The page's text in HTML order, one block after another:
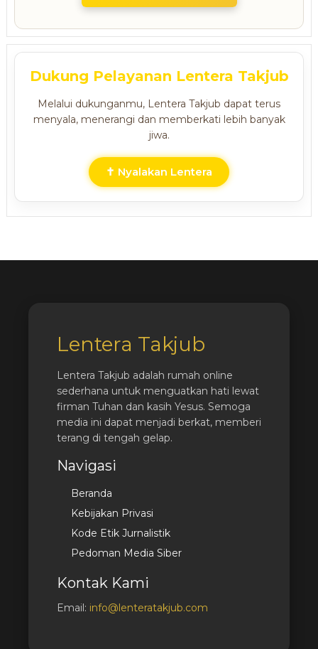
Dukung Pelayanan Lentera Takjub
Melalui dukunganmu, Lentera Takjub dapat terus
menyala, menerangi dan memberkati lebih banyak
jiwa.
✝ Nyalakan Lentera
Lentera Takjub
Lentera Takjub adalah rumah online
sederhana untuk menguatkan hati lewat
firman Tuhan dan kasih Yesus. Semoga
media ini dapat menjadi berkat, memberi
terang di tengah gelap.
Navigasi
Beranda
Kebijakan Privasi
Kode Etik Jurnalistik
Pedoman Media Siber
Kontak Kami
Email: info@lenteratakjub.com